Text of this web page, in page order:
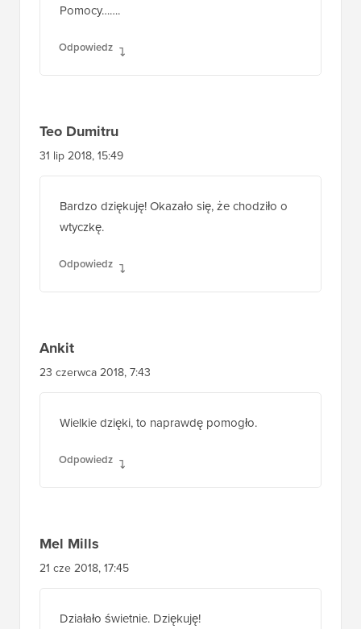
Pomocy…….
Odpowiedz
Teo Dumitru
31 lip 2018, 15:49
Bardzo dziękuję! Okazało się, że chodziło o
wtyczkę.
Odpowiedz
Ankit
23 czerwca 2018, 7:43
Wielkie dzięki, to naprawdę pomogło.
Odpowiedz
Mel Mills
21 cze 2018, 17:45
Działało świetnie. Dziękuję!